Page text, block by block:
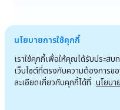
นโยบายการใช้คุกกี้
เราใช้คุกกี้เพื่อให้คุณได้รับประ
เว็บไซต์ที่ตรงกับความต้องการ
ละเอียดเกี่ยวกับคุกกี้ได้ที่ นโยบา